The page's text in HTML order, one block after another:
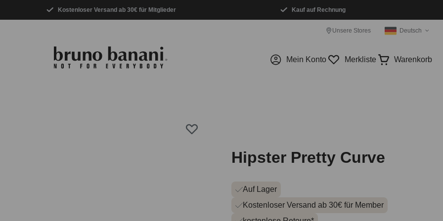
Kostenloser Versand ab 30€ für Mitglieder Kauf auf Rechnung
Unsere Stores Deutsch
Mein Konto Merkliste Warenkorb
Hipster Pretty Curve
Auf Lager
Kostenloser Versand ab 30€ für Member